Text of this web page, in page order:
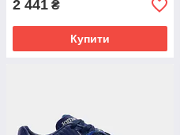
2 441 ₴
Купити